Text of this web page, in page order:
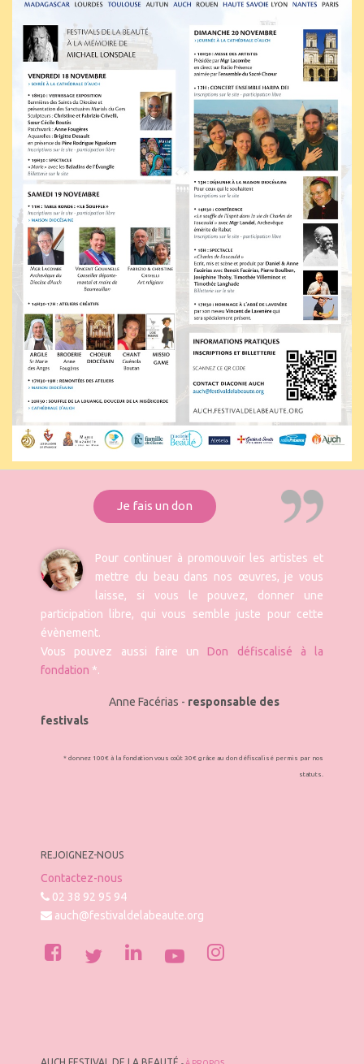
Je fais un don
Pour continuer à promouvoir les artistes et
mettre du beau dans nos œuvres, je vous
laisse, si vous le pouvez, donner une
participation libre, qui vous semble juste pour cette
évènement.
Vous pouvez aussi faire unDon défiscalisé à la
fondation *.
Anne Facérias - responsable des
festivals
* donnez 100€ à la fondation vous coût 30€ grâce au don défiscalisé permis par nos
statuts.
REJOIGNEZ-NOUS
Contactez-nous
02 38 92 95 94
auch@festivaldelabeaute.org
AUCH FESTIVAL DE LA BEAUTÉ